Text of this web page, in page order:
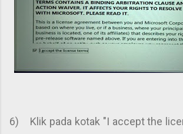
6) Klik pada kotak "I accept the